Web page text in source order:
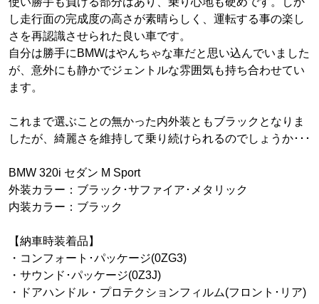
し走行面の完成度の高さが素晴らしく、運転する事の楽し
さを再認識させられた良い車です。
自分は勝手にBMWはやんちゃな車だと思い込んでいました
が、意外にも静かでジェントルな雰囲気も持ち合わせてい
ます。
これまで選ぶことの無かった内外装ともブラックとなりま
したが、綺麗さを維持して乗り続けられるのでしょうか･･･
BMW 320i セダン M Sport
外装カラー：ブラック･サファイア･メタリック
内装カラー：ブラック
【納車時装着品】
・コンフォート･パッケージ(0ZG3)
・サウンド･パッケージ(0Z3J)
・ドアハンドル・プロテクションフィルム(フロント･リア)